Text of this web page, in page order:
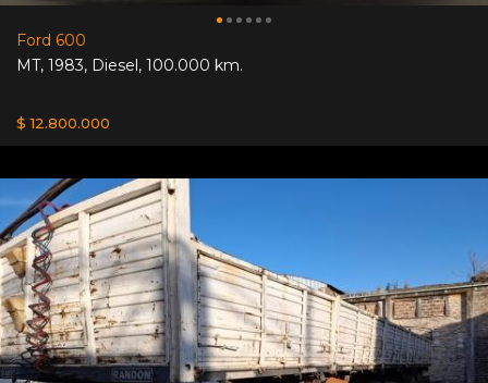
Ford 600
MT, 1983, Diesel, 100.000 km.
$ 12.800.000